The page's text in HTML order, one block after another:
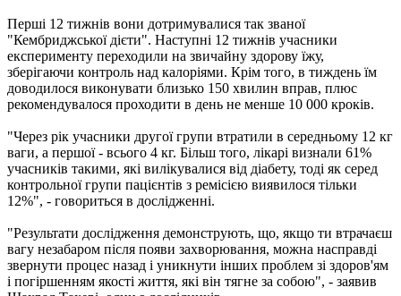
Перші 12 тижнів вони дотримувалися так званої
"Кембриджської дієти". Наступні 12 тижнів учасники
експерименту переходили на звичайну здорову їжу,
зберігаючи контроль над калоріями. Крім того, в тиждень їм
доводилося виконувати близько 150 хвилин вправ, плюс
рекомендувалося проходити в день не менше 10 000 кроків.
"Через рік учасники другої групи втратили в середньому 12 кг
ваги, а першої - всього 4 кг. Більш того, лікарі визнали 61%
учасників такими, які вилікувалися від діабету, тоді як серед
контрольної групи пацієнтів з ремісією виявилося тільки
12%", - говориться в дослідженні.
"Результати дослідження демонструють, що, якщо ти втрачаєш
вагу незабаром після появи захворювання, можна насправді
звернути процес назад і уникнути інших проблем зі здоров'ям
і погіршенням якості життя, які він тягне за собою", - заявив